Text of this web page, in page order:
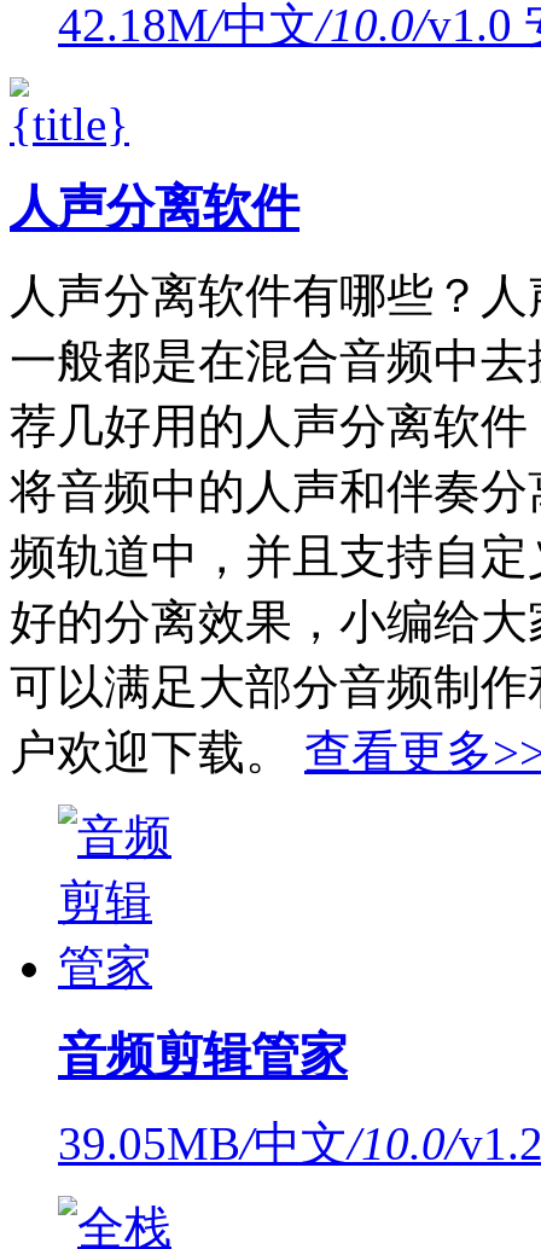
42.18M/中文/10.0/v1.0
人声分离软件
人声分离软件有哪些？
一般都是在混合音频中
荐几好用的人声分离软
将音频中的人声和伴奏
频轨道中，并且支持自
好的分离效果，小编给
可以满足大部分音频制
户欢迎下载。
查看更多
音频剪辑管家
39.05MB/中文/10.0/